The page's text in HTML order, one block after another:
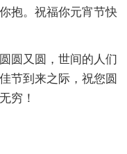
抱。祝福你元宵节快
圆又圆，世间的人们
节到来之际，祝您圆
穷！